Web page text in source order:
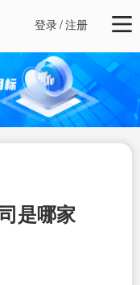
登录/注册
是哪家